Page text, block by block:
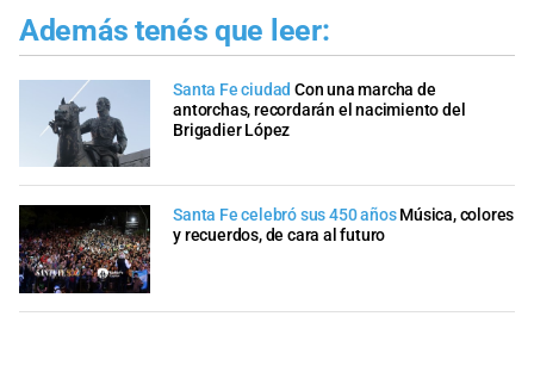
Además tenés que leer:
Santa Fe ciudad Con una marcha de
antorchas, recordarán el nacimiento del
Brigadier López
Santa Fe celebró sus 450 años Música, colores
y recuerdos, de cara al futuro